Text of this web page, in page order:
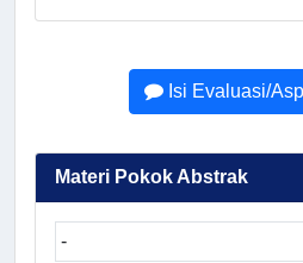
Isi Evaluasi/
Materi Pokok Abstrak
-